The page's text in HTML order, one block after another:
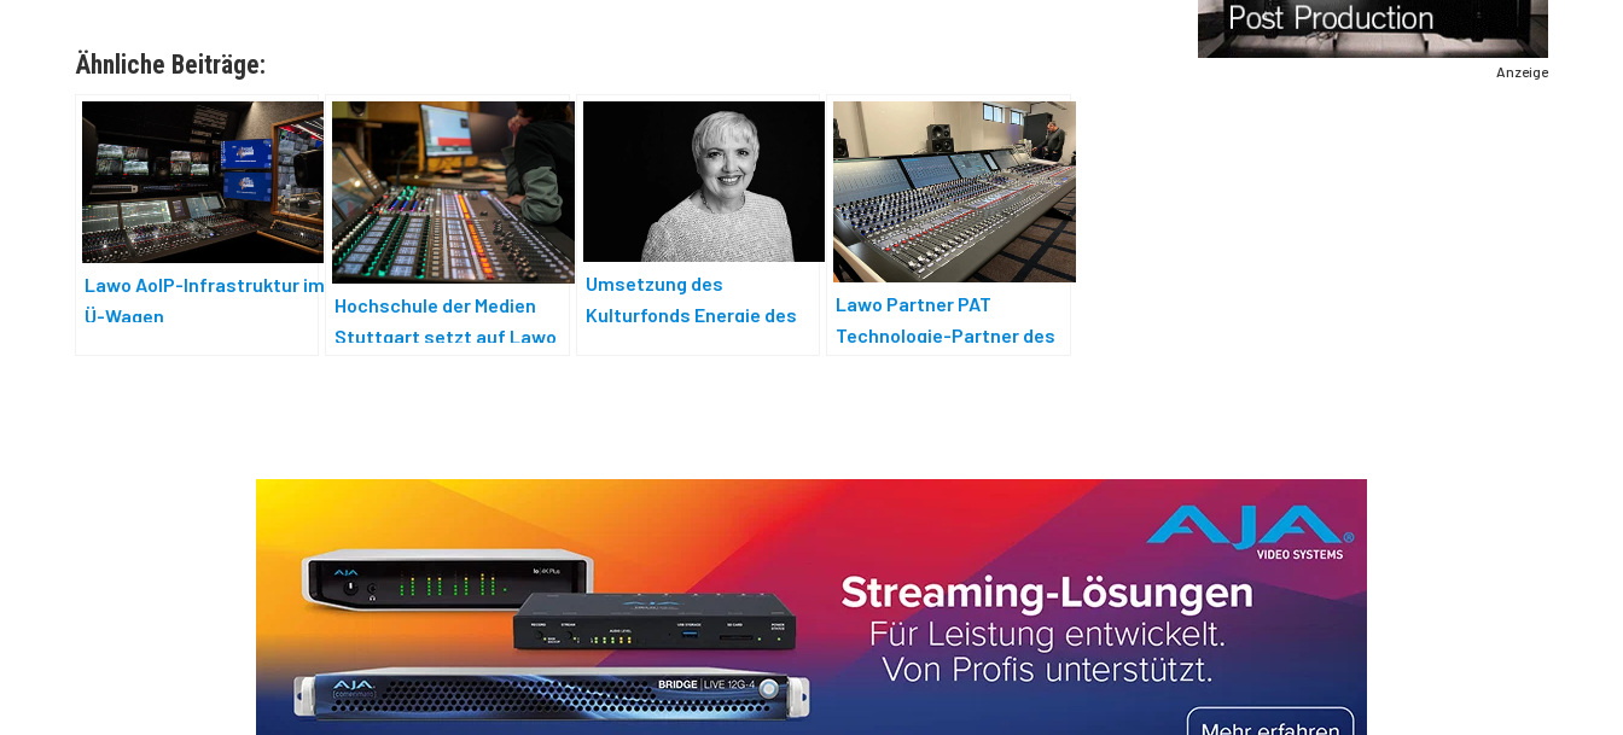
Ähnliche Beiträge:
Lawo AoIP-Infrastruktur im
Ü-Wagen
Hochschule der Medien
Stuttgart setzt auf Lawo
Umsetzung des
Kulturfonds Energie des
Lawo Partner PAT
Technologie-Partner des
Anzeige